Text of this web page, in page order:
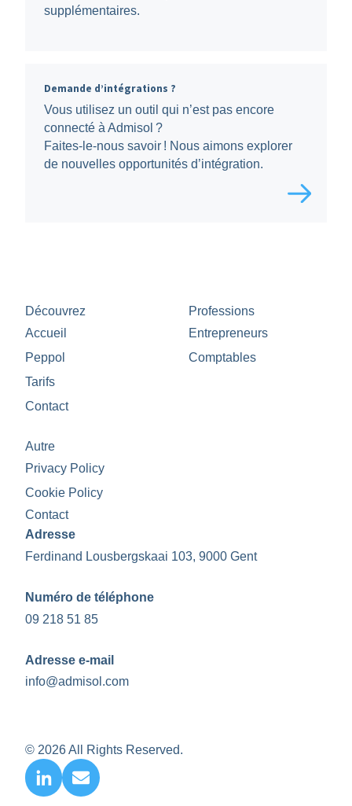
supplémentaires.
Demande d’intégrations ?
Vous utilisez un outil qui n’est pas encore
connecté à Admisol ?
Faites-le-nous savoir ! Nous aimons explorer
de nouvelles opportunités d’intégration.
Découvrez
Accueil
Peppol
Tarifs
Contact
Professions
Entrepreneurs
Comptables
Autre
Privacy Policy
Cookie Policy
Contact
Adresse
Ferdinand Lousbergskaai 103, 9000 Gent
Numéro de téléphone
09 218 51 85
Adresse e-mail
info@admisol.com
© 2026 All Rights Reserved.